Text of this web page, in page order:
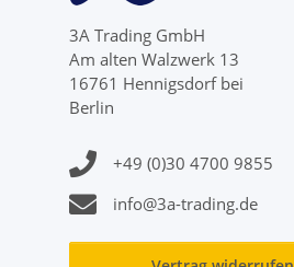
3A Trading GmbH
Am alten Walzwerk 13
16761 Hennigsdorf bei
Berlin
+49 (0)30 4700 9855
info@3a-trading.de